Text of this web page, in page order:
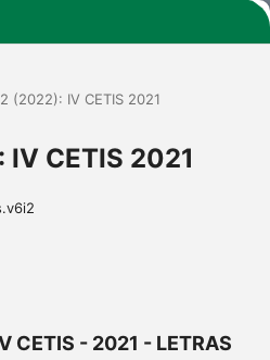
(2022): IV CETIS 2021
CETIS 2021
CETIS - 2021 - LETRAS